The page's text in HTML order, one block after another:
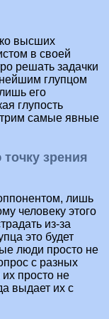
высших
в своей
решать задачки
глупцом
его
глупость
самые явные
зрения
лишь
человеку этого
из-за
это будет
люди просто не
с разных
просто не
выдает их с